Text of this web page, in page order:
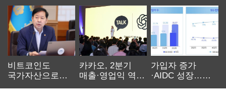
비트코인도
국가자산으로…'
카카오, 2분기
매출·영업익 역대
가입자 증가
·AIDC 성장…